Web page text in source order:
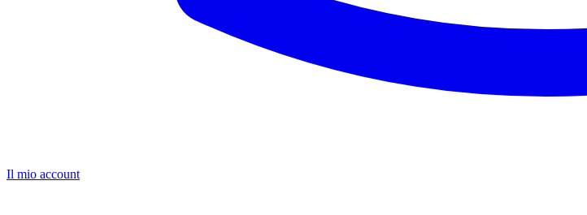
Il mio account